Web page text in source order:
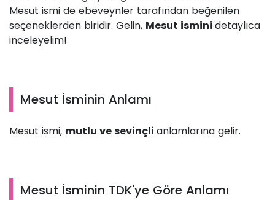
Mesut ismi de ebeveynler tarafından beğenilen
seçeneklerden biridir. Gelin, Mesut ismini detaylıca
inceleyelim!
Mesut İsminin Anlamı
Mesut ismi, mutlu ve sevinçli anlamlarına gelir.
Mesut İsminin TDK'ye Göre Anlamı